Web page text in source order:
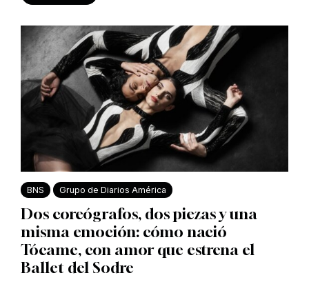
BNS Grupo de Diarios América
Dos coreógrafos, dos piezas y una
misma emoción: cómo nació
Tócame, con amor que estrena el
Ballet del Sodre